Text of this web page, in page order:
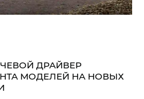
ДРАЙВЕР
МОДЕЛЕЙ НА НОВЫХ